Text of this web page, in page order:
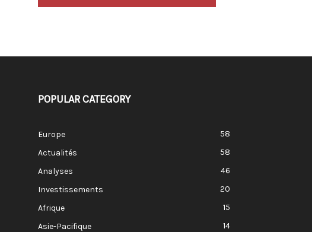
POPULAR CATEGORY
Europe
58
Actualités
58
Analyses
46
Investissements
20
Afrique
15
Asie-Pacifique
14